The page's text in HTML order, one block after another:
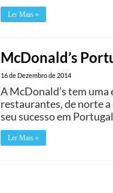
Ler Mais »
McDonald’s
16 de Dezembro de 2014
A McDonald’s tem uma
restaurantes, de norte
seu sucesso em
Ler Mais »